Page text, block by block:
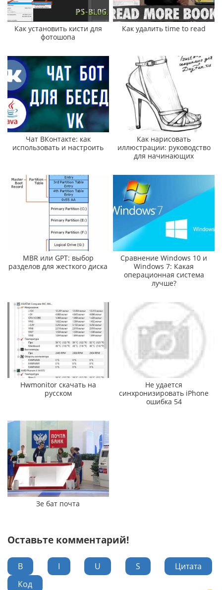
Как установить кисти для
фотошопа
Как удалить time to read
Чат ВКонтакте: как
использовать и настроить
Как нарисовать
иллюстрации: руководство
для начинающих
MBR или GPT: выбор
разделов для жесткого диска
Сравнение Windows 10 и
Windows 7: Какая
операционная система
лучше?
Hwmonitor скачать на
русском
Не удается
синхронизировать iPhone
ошибка 54
Зе бат почта
Оставьте комментарий!
B I U S
Цитата
Код